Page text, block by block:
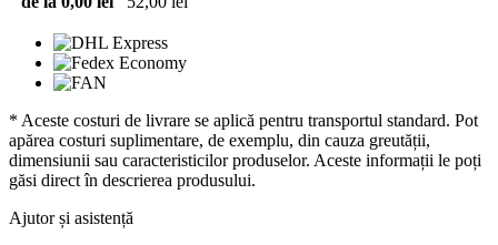
* Aceste costuri de livrare se aplică pentru transportul standard. Pot
apărea costuri suplimentare, de exemplu, din cauza greutății,
dimensiunii sau caracteristicilor produselor. Aceste informații le poți
găsi direct în descrierea produsului.
Ajutor și asistență